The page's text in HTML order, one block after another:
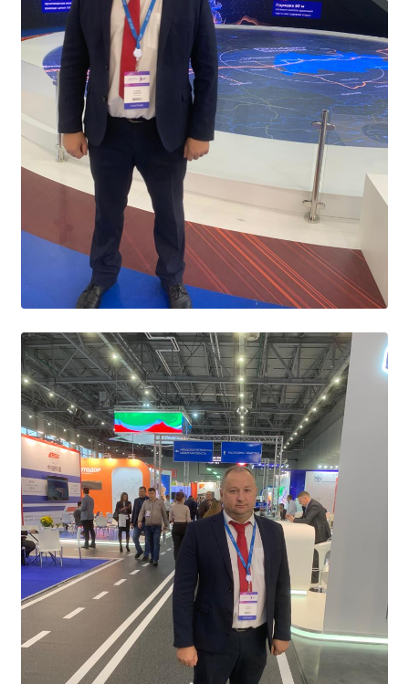
Документы
Образование
Образовательные стандарты и требования
Руководство
Педагогический состав
Материально-техническое обеспечение и
оснащенность образовательного процесса.
Доступная среда
Стипендии и меры поддержки обучающихся
Платные образовательные услуги
Финансово-хозяйственная деятельность
Вакантные места для приёма (перевода)
Международное сотрудничество
Организация питания в образовательной
организации
УЧЕБНАЯ РАБОТА
Расписание занятий
Заочное отделение
Локальные акты
ВОСПИТАТЕЛЬНАЯ РАБОТА
Безопасность на железной дороге
ГТО
Дополнительное образование
Информационная безопасность
Информация для детей-сирот